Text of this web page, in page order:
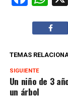
TEMAS
SIGUIENTE
Un niño de 3
un árbol